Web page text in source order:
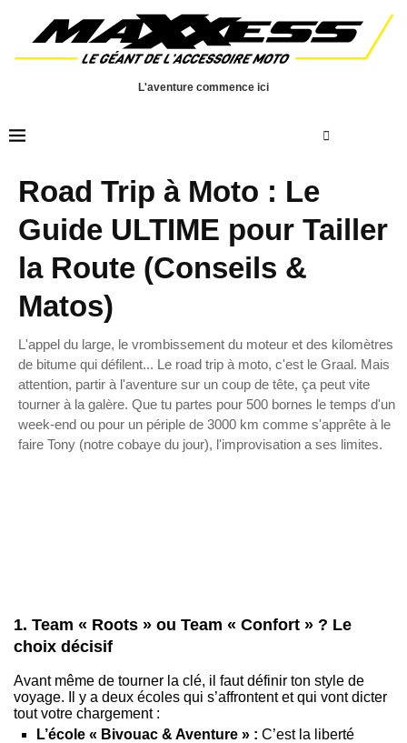
L'aventure commence ici
Road Trip à Moto : Le
Guide ULTIME pour Tailler
la Route (Conseils &
Matos)
L'appel du large, le vrombissement du moteur et des kilomètres
de bitume qui défilent... Le road trip à moto, c'est le Graal. Mais
attention, partir à l'aventure sur un coup de tête, ça peut vite
tourner à la galère. Que tu partes pour 500 bornes le temps d'un
week-end ou pour un périple de 3000 km comme s'apprête à le
faire Tony (notre cobaye du jour), l'improvisation a ses limites.
1. Team « Roots » ou Team « Confort » ? Le
choix décisif
Avant même de tourner la clé, il faut définir ton style de
voyage. Il y a deux écoles qui s’affrontent et qui vont dicter
tout votre chargement :
L’école « Bivouac & Aventure » : C’est la liberté